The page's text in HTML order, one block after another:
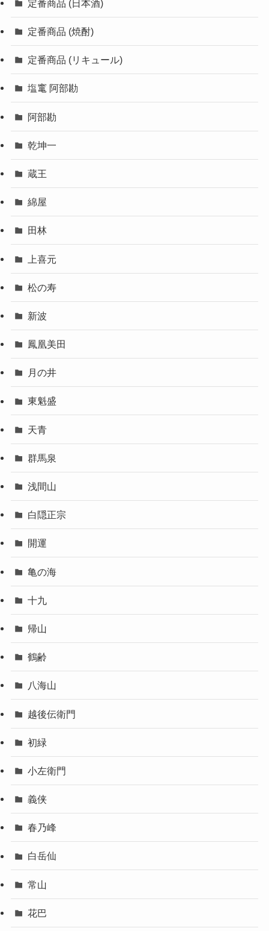
定番商品 (日本酒)
定番商品 (焼酎)
定番商品 (リキュール)
塩竃 阿部勘
阿部勘
乾坤一
蔵王
綿屋
田林
上喜元
松の寿
新波
鳳凰美田
月の井
東魁盛
天青
群馬泉
浅間山
白隠正宗
開運
亀の海
十九
帰山
鶴齢
八海山
越後伝衛門
初緑
小左衛門
義侠
春乃峰
白岳仙
常山
花巴